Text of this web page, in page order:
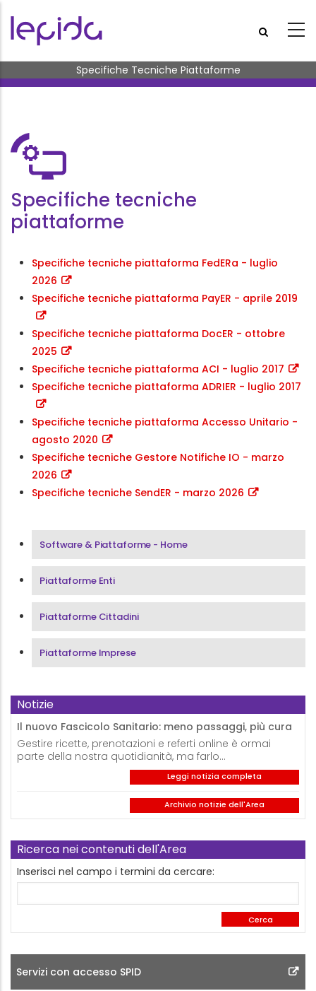
Briciole di pane
Specifiche Tecniche Piattaforme
Specifiche tecniche
piattaforme
Specifiche tecniche piattaforma FedERa - luglio
2026
Specifiche tecniche piattaforma PayER - aprile 2019
Specifiche tecniche piattaforma DocER - ottobre
2025
Specifiche tecniche piattaforma ACI - luglio 2017
Specifiche tecniche piattaforma ADRIER - luglio 2017
Specifiche tecniche piattaforma Accesso Unitario -
agosto 2020
Specifiche tecniche Gestore Notifiche IO - marzo
2026
Specifiche tecniche SendER - marzo 2026
Menu Area Software & Piattaforme
Software & Piattaforme - Home
Piattaforme Enti
Piattaforme Cittadini
Piattaforme Imprese
Notizie
Il nuovo Fascicolo Sanitario: meno passaggi, più cura
Gestire ricette, prenotazioni e referti online è ormai
parte della nostra quotidianità, ma farlo…
Leggi notizia completa
Archivio notizie dell'Area
Ricerca nei contenuti dell'Area
Inserisci nel campo i termini da cercare:
Servizi con accesso SPID